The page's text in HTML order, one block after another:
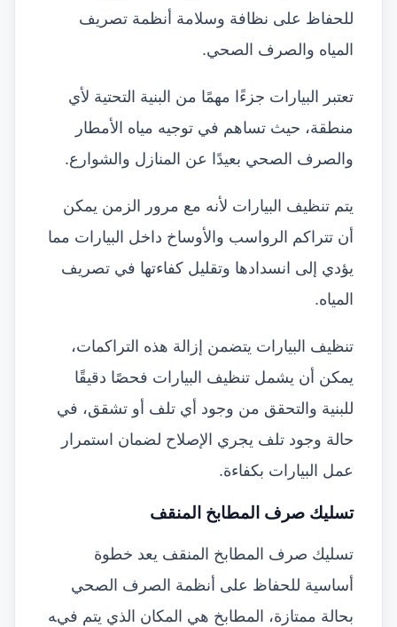
للحفاظ على نظافة وسلامة أنظمة تصريف
المياه والصرف الصحي.
تعتبر البيارات جزءًا مهمًا من البنية التحتية لأي
منطقة، حيث تساهم في توجيه مياه الأمطار
والصرف الصحي بعيدًا عن المنازل والشوارع.
يتم تنظيف البيارات لأنه مع مرور الزمن يمكن
أن تتراكم الرواسب والأوساخ داخل البيارات مما
يؤدي إلى انسدادها وتقليل كفاءتها في تصريف
المياه.
تنظيف البيارات يتضمن إزالة هذه التراكمات،
يمكن أن يشمل تنظيف البيارات فحصًا دقيقًا
للبنية والتحقق من وجود أي تلف أو تشقق، في
حالة وجود تلف يجري الإصلاح لضمان استمرار
عمل البيارات بكفاءة.
تسليك صرف المطابخ المنقف
تسليك صرف المطابخ المنقف يعد خطوة
أساسية للحفاظ على أنظمة الصرف الصحي
بحالة ممتازة، المطابخ هي المكان الذي يتم فيه